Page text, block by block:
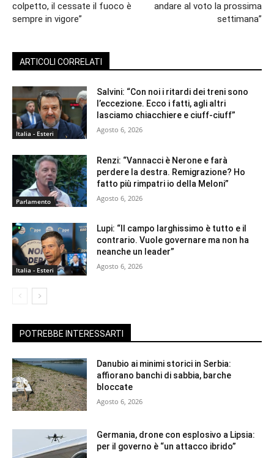
colpetto, il cessate il fuoco è
sempre in vigore”
andare al voto la prossima
settimana”
ARTICOLI CORRELATI
Italia - Esteri
Salvini: “Con noi i ritardi dei treni sono
l’eccezione. Ecco i fatti, agli altri
lasciamo chiacchiere e ciuff-ciuff”
Agosto 6, 2026
Parlamento
Renzi: “Vannacci è Nerone e farà
perdere la destra. Remigrazione? Ho
fatto più rimpatri io della Meloni”
Agosto 6, 2026
Italia - Esteri
Lupi: “Il campo larghissimo è tutto e il
contrario. Vuole governare ma non ha
neanche un leader”
Agosto 6, 2026
POTREBBE INTERESSARTI
Danubio ai minimi storici in Serbia:
affiorano banchi di sabbia, barche
bloccate
Agosto 6, 2026
Germania, drone con esplosivo a Lipsia:
per il governo è “un attacco ibrido”